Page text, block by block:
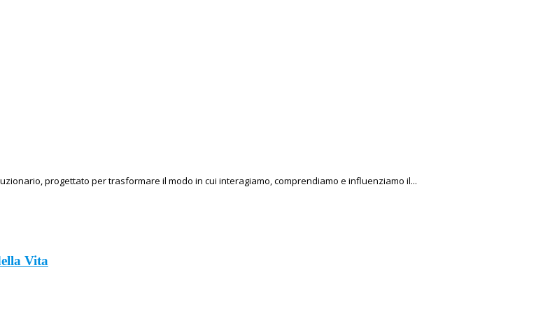
progettato per trasformare il modo in cui interagiamo, comprendiamo e influenziamo il...
Vita